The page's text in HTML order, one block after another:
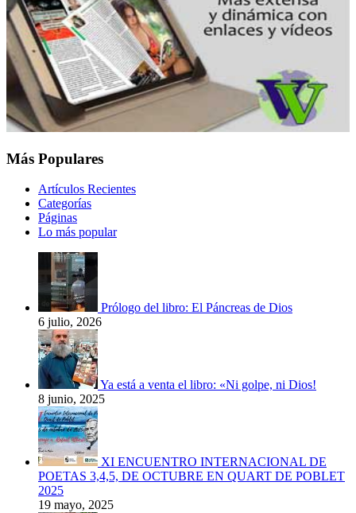
Más Populares
Artículos Recientes
Categorías
Páginas
Lo más popular
Prólogo del libro: El Páncreas de Dios
6 julio, 2026
Ya está a venta el libro: «Ni golpe, ni Dios!
8 junio, 2025
XI ENCUENTRO INTERNACIONAL DE
POETAS 3,4,5, DE OCTUBRE EN QUART DE POBLET
2025
19 mayo, 2025